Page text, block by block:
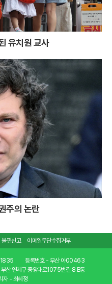
유치원 교사
주의 논란
불편신고 이메일무단수집거부
등록번호 - 부산 아00463
산 연제구 중앙대로1075번길 8 B동
자 - 최혜정